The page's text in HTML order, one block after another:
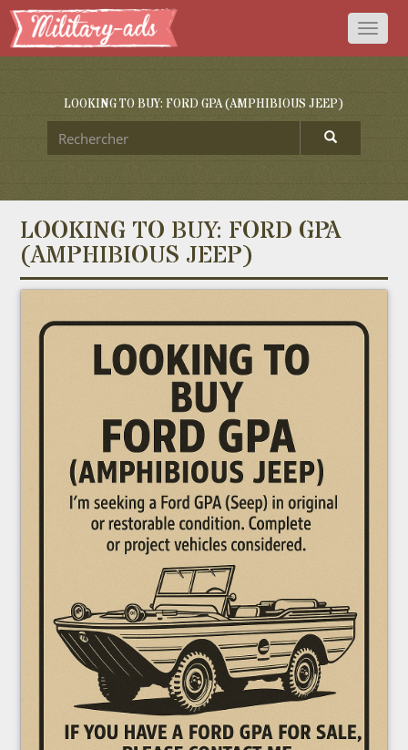
Toggle
LOOKING TO BUY: FORD GPA (AMPHIBIOUS JEEP)
LOOKING TO BUY: FORD GPA
(AMPHIBIOUS JEEP)